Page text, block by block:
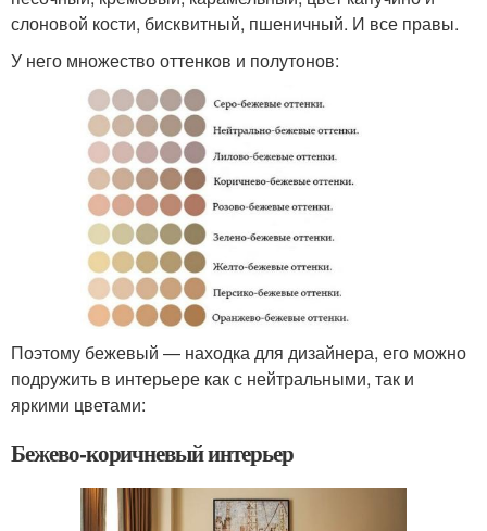
слоновой кости, бисквитный, пшеничный. И все правы.
У него множество оттенков и полутонов:
Поэтому бежевый — находка для дизайнера, его можно
подружить в интерьере как с нейтральными, так и
яркими цветами:
Бежево-коричневый интерьер